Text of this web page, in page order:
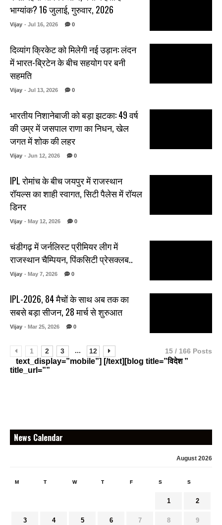
भाग्यांक? 16 जुलाई, गुरुवार, 2026
Vijay - Jul 16, 2026 0
दिव्यांग क्रिकेट को मिलेगी नई उड़ान: लंदन
में भारत-ब्रिटेन के बीच सहयोग पर बनी
सहमति
Vijay - Jul 13, 2026 0
भारतीय निशानेबाजी को बड़ा झटका: 49 वर्ष
की उम्र में जसपाल राणा का निधन, खेल
जगत में शोक की लहर
Vijay - Jun 12, 2026 0
IPL रोमांच के बीच जयपुर में राजस्थान
रॉयल्स का शाही स्वागत, सिटी पैलेस में रॉयल
डिनर
Vijay - May 12, 2026 0
चंडीगढ़ में जर्नलिस्ट प्रीमियर लीग में
राजस्थान चैम्पियन, पिंकसिटी प्रेसक्लब..
Vijay - May 7, 2026 0
IPL-2026, 84 मैचों के साथ अब तक का
सबसे बड़ा सीजन, 28 मार्च से शुरुआत
Vijay - Mar 25, 2026 0
1 2 3 ... 12 15 / 166 Posts
text_display=”mobile”] [/text][blog title=”विदेश ”
title_url=””
News Calendar
August 2026
M T W T F S S
1 2
3 4 5 6 7 8 9